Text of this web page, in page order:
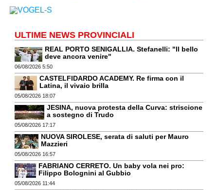
ULTIME NEWS PROVINCIALI
REAL PORTO SENIGALLIA. Stefanelli: "Il bello
deve ancora venire"
06/08/2026 5:50
CASTELFIDARDO ACADEMY. Re firma con il
Latina, il vivaio brilla
05/08/2026 18:07
JESINA, nuova protesta della Curva: striscione
a sostegno di Trudo
05/08/2026 17:17
NUOVA SIROLESE, serata di saluti per Mauro
Mazzieri
05/08/2026 16:57
FABRIANO CERRETO. Un baby vola nei pro:
Filippo Bolognini al Gubbio
05/08/2026 11:44